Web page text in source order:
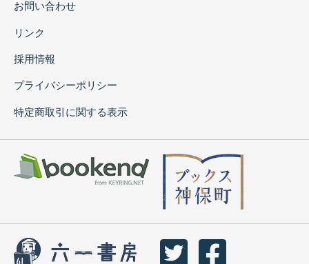
お問い合わせ
リンク
採用情報
プライバシーポリシー
特定商取引に関する表示